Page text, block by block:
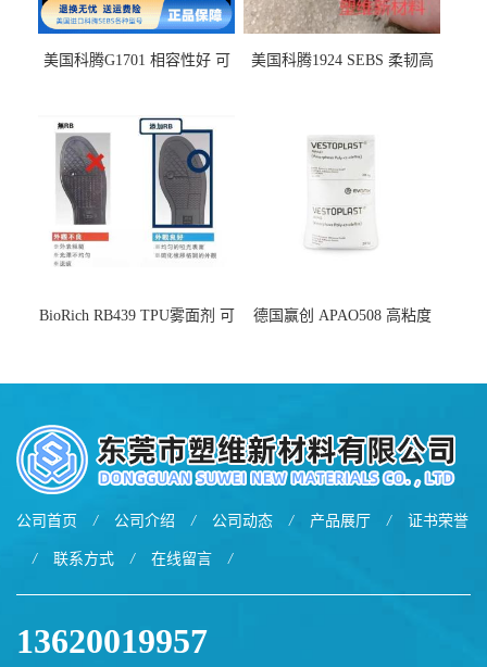
美国科腾G1701 相容性好 可
美国科腾1924 SEBS 柔韧高
BioRich RB439 TPU雾面剂 可
德国赢创 APAO508 高粘度
公司首页 / 公司介绍 / 公司动态 / 产品展厅 / 证书荣誉
/ 联系方式 / 在线留言 /
13620019957